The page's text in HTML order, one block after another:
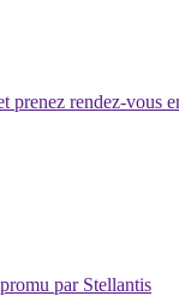
prenez rendez-vous
par Stellantis